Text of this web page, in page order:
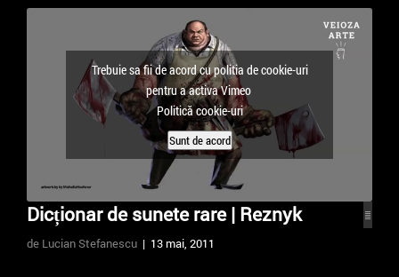
Trebuie sa fii de acord cu politia de cookie-uri
pentru a activa Vimeo
Politică cookie-uri
Sunt de acord
Dicționar de sunete rare | Reznyk
de Lucian Stefanescu | 13 mai, 2011